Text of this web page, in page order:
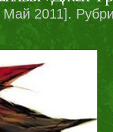
Май 2011].